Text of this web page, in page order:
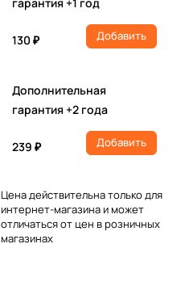
130 ₽ Добавить
Дополнительная
гарантия +2 года
239 ₽ Добавить
Цена действительна только для
интернет-магазина и может
отличаться от цен в розничных
магазинах